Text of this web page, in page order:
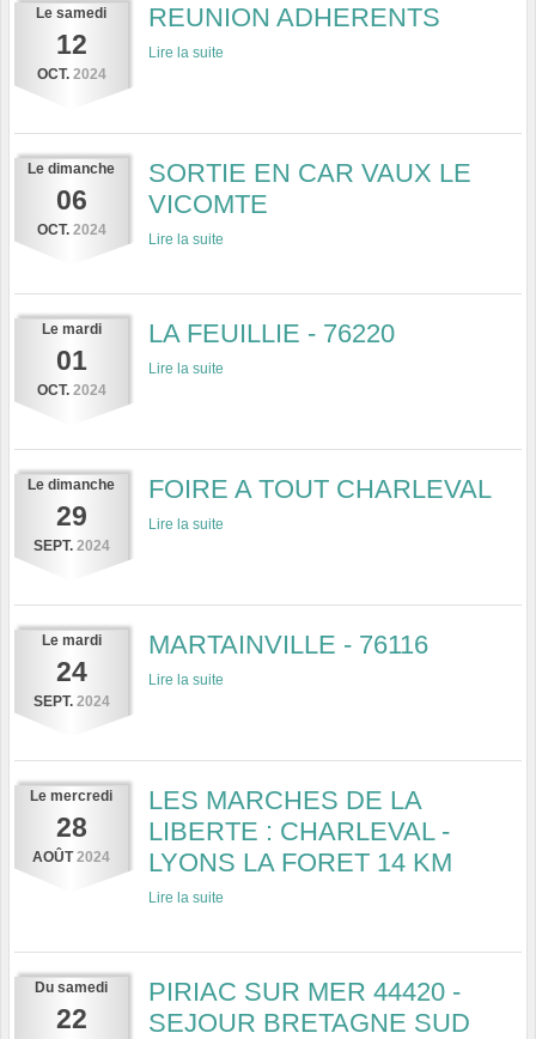
Le samedi
12
OCT. 2024
REUNION ADHERENTS
Lire la suite
Le dimanche
06
OCT. 2024
SORTIE EN CAR VAUX LE
VICOMTE
Lire la suite
Le mardi
01
OCT. 2024
LA FEUILLIE - 76220
Lire la suite
Le dimanche
29
SEPT. 2024
FOIRE A TOUT CHARLEVAL
Lire la suite
Le mardi
24
SEPT. 2024
MARTAINVILLE - 76116
Lire la suite
Le mercredi
28
AOÛT 2024
LES MARCHES DE LA
LIBERTE : CHARLEVAL -
LYONS LA FORET 14 KM
Lire la suite
Du samedi
22
PIRIAC SUR MER 44420 -
SEJOUR BRETAGNE SUD